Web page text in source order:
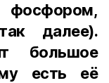
далее).
большое
есть её